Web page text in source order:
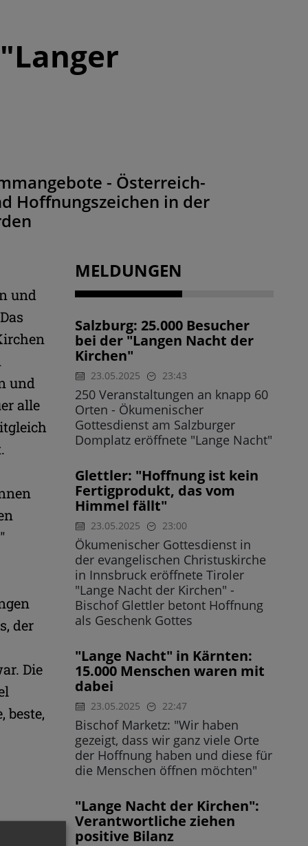
- Österreich-
Hoffnungszeichen in der
und
und
alle
der
Die
beste,
MELDUNGEN
Salzburg: 25.000 Besucher
bei der "Langen Nacht der
Kirchen"
23.05.2025 23:43
250 Veranstaltungen an knapp 60
Orten - Ökumenischer
Gottesdienst am Salzburger
Domplatz eröffnete "Lange Nacht"
Glettler: "Hoffnung ist kein
Fertigprodukt, das vom
Himmel fällt"
23.05.2025 23:00
Ökumenischer Gottesdienst in
der evangelischen Christuskirche
in Innsbruck eröffnete Tiroler
"Lange Nacht der Kirchen" -
Bischof Glettler betont Hoffnung
als Geschenk Gottes
"Lange Nacht" in Kärnten:
15.000 Menschen waren mit
dabei
23.05.2025 22:47
Bischof Marketz: "Wir haben
gezeigt, dass wir ganz viele Orte
der Hoffnung haben und diese für
die Menschen öffnen möchten"
"Lange Nacht der Kirchen":
Verantwortliche ziehen
positive Bilanz